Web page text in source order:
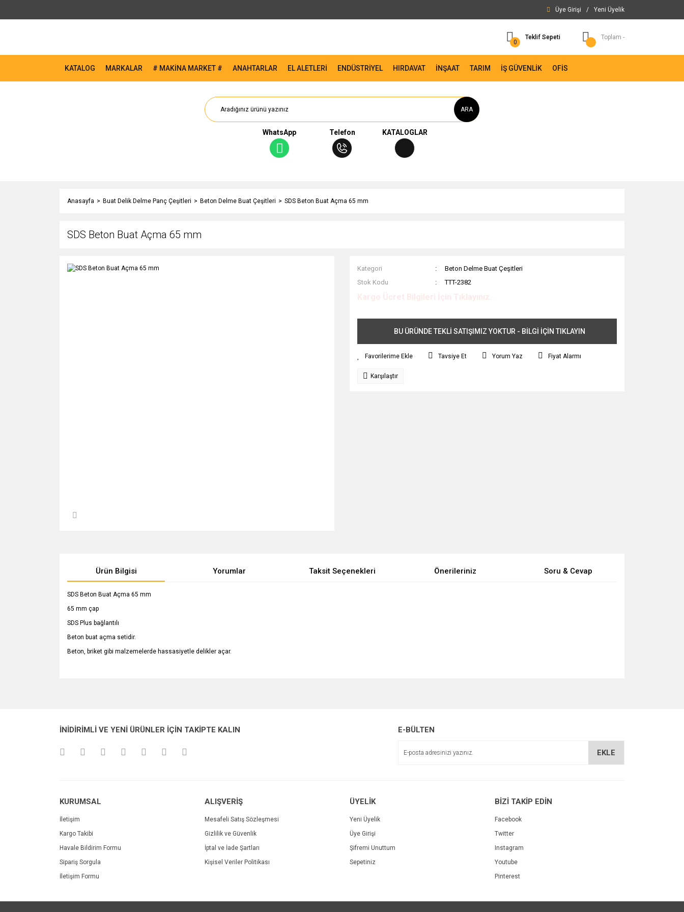
Üye Girişi / Yeni Üyelik
0
Teklif Sepeti Toplam -
KATALOG MARKALAR # MAKİNA MARKET # ANAHTARLAR EL ALETLERİ ENDÜSTRİYEL HIRDAVAT İNŞAAT TARIM İŞ GÜVENLİK OFİS
ARA
WhatsApp Telefon KATALOGLAR
Anasayfa Buat Delik Delme Panç Çeşitleri Beton Delme Buat Çeşitleri SDS Beton Buat Açma 65 mm
SDS Beton Buat Açma 65 mm
Kategori
Beton Delme Buat Çeşitleri
Stok Kodu
TTT-2382
BU ÜRÜNDE TEKLİ SATIŞIMIZ YOKTUR - BİLGİ İÇİN TIKLAYIN
Tavsiye Et Yorum Yaz Fiyat Alarmı
Karşılaştır
Ürün Bilgisi Yorumlar Taksit Seçenekleri Önerileriniz Soru & Cevap
SDS Beton Buat Açma 65 mm
65 mm çap
SDS Plus bağlantılı
Beton buat açma setidir.
Beton, briket gibi malzemelerde hassasiyetle delikler açar.
Ürün açıklamasında eksik bilgiler bulunuyor.
İNİDİRİMLİ VE YENİ ÜRÜNLER İÇİN TAKİPTE KALIN E-BÜLTEN
EKLE
KURUMSAL
İletişim
Kargo Takibi
Havale Bildirim Formu
Sipariş Sorgula
İletişim Formu
ALIŞVERİŞ
Mesafeli Satış Sözleşmesi
Gizlilik ve Güvenlik
İptal ve İade Şartları
Kişisel Veriler Politikası
ÜYELİK
Yeni Üyelik
Üye Girişi
Şifremi Unuttum
Sepetiniz
BİZİ TAKİP EDİN
Facebook
Twitter
Instagram
Youtube
Pinterest